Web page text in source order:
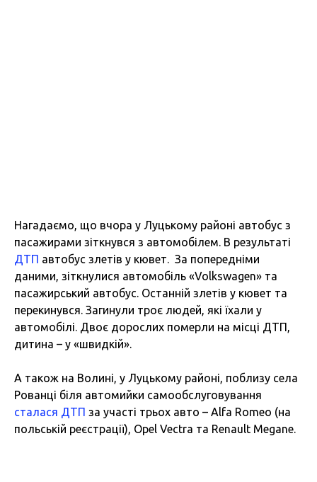
Нагадаємо, що вчора у Луцькому районі автобус з
пасажирами зіткнувся з автомобілем. В результаті
ДТП автобус злетів у кювет. За попередніми
даними, зіткнулися автомобіль «Volkswagen» та
пасажирський автобус. Останній злетів у кювет та
перекинувся. Загинули троє людей, які їхали у
автомобілі. Двоє дорослих померли на місці ДТП,
дитина – у «швидкій».
А також на Волині, у Луцькому районі, поблизу села
Рованці біля автомийки самообслуговування
сталася ДТП за участі трьох авто – Alfa Romeo (на
польській реєстрації), Opel Vectra та Renault Megane.